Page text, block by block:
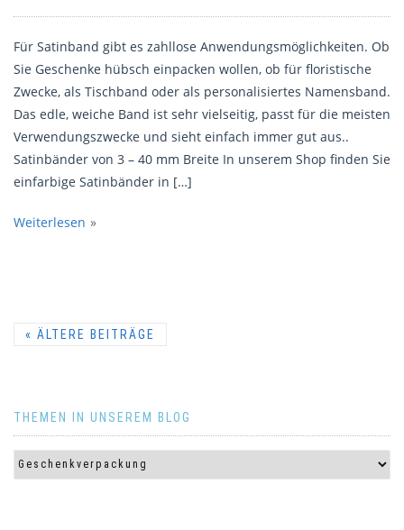
Für Satinband gibt es zahllose Anwendungsmöglichkeiten. Ob
Sie Geschenke hübsch einpacken wollen, ob für floristische
Zwecke, als Tischband oder als personalisiertes Namensband.
Das edle, weiche Band ist sehr vielseitig, passt für die meisten
Verwendungszwecke und sieht einfach immer gut aus..
Satinbänder von 3 – 40 mm Breite In unserem Shop finden Sie
einfarbige Satinbänder in […]
Weiterlesen
« ÄLTERE BEITRÄGE
THEMEN IN UNSEREM BLOG